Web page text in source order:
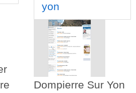
yon
Dompierre Sur Yon